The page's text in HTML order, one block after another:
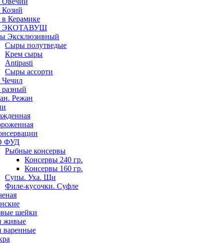
Керамике
ЭКОТАВУШ
Эксклюзивный
Сыры полутведые
Крем сыры
Antipasti
Сыры ассорти
Режан
ФУД
Рыбные консервы
Консервы 240 гр.
Консервы 160 гр.
Супы. Уха. Щи
Филе-кусочки. Суфле
шейки
живые
варенные